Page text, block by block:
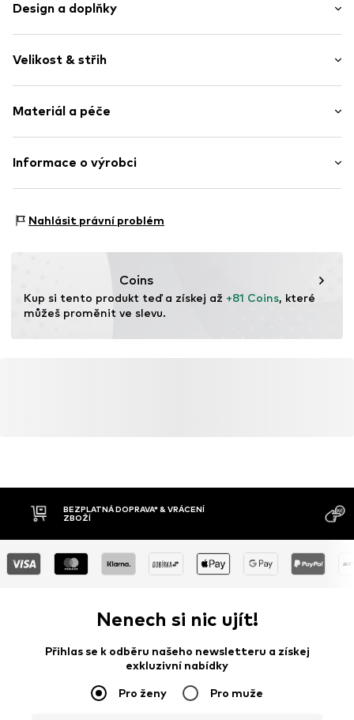
Design a doplňky
Pletené oděvy
Rolák
Pružný límec
Položka č. GL19230650 BlackS
Velikost & střih
Délka: Normální délka
Střih: Úzký pas
Tabulka velikostí
Materiál a péče
Materiál: 100% Bavlna
Informace o výrobci
8362 Hørning
Nahlásit právní problém
Coins
Kup si tento produkt teď a získej až +81 Coins, které
můžeš proměnit ve slevu.
BEZPLATNÁ DOPRAVA* & VRÁCENÍ
ZBOŽÍ
Nenech si nic ujít!
Přihlas se k odběru našeho newsletteru a získej
exkluzivní nabídky
Pro ženy Pro muže